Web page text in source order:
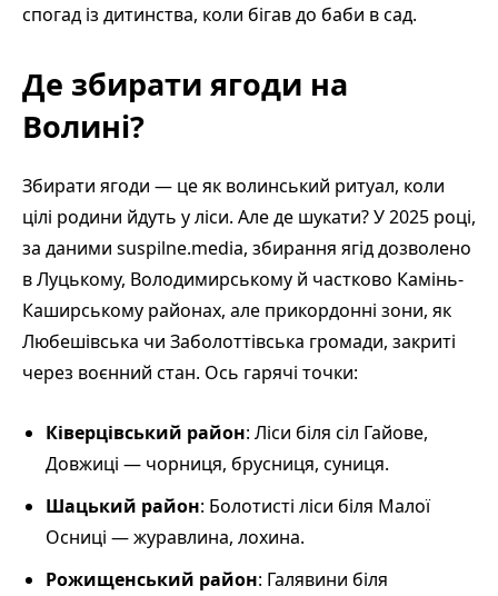
спогад із дитинства, коли бігав до баби в сад.
Де збирати ягоди на
Волині?
Збирати ягоди — це як волинський ритуал, коли
цілі родини йдуть у ліси. Але де шукати? У 2025 році,
за даними suspilne.media, збирання ягід дозволено
в Луцькому, Володимирському й частково Камінь-
Каширському районах, але прикордонні зони, як
Любешівська чи Заболоттівська громади, закриті
через воєнний стан. Ось гарячі точки:
Ківерцівський район: Ліси біля сіл Гайове,
Довжиці — чорниця, брусниця, суниця.
Шацький район: Болотисті ліси біля Малої
Осниці — журавлина, лохина.
Рожищенський район: Галявини біля